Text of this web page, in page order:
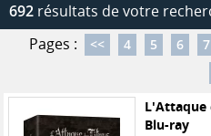
692 résultats de votre
Pages :
<< 4 5 6 7
L'Attaque
Blu-ray